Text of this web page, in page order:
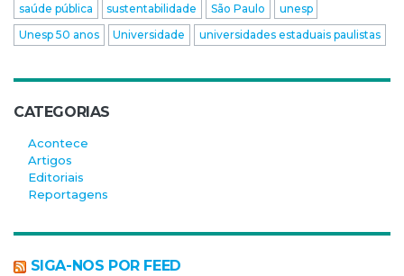
saúde pública
sustentabilidade São Paulo
unesp
Unesp 50 anos
Universidade universidades estaduais paulistas
CATEGORIAS
Acontece
Artigos
Editoriais
Reportagens
SIGA-NOS POR FEED